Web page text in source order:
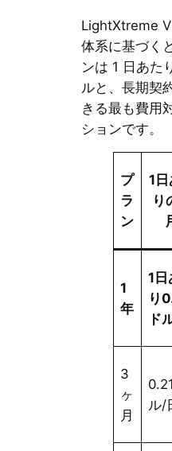
LightXtreme
体系に基づく
ンは 1 日あた
ルと、長期契
きる最も費用
ションです。
プ
ラ
ン
1
り
1
年
1日
り
ド
3
ヶ
月
ル/